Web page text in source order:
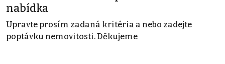
nabídka
Upravte prosím zadaná kritéria a nebo zadejte
poptávku nemovitosti. Děkujeme